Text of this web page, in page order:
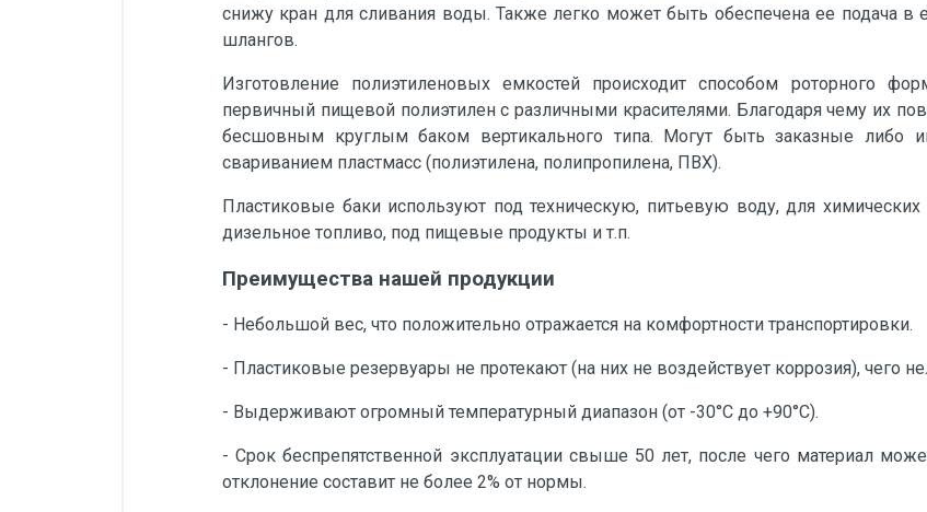
снижу кран для сливания воды. Также легко может быть обеспечена ее подача в
шлангов.
Изготовление полиэтиленовых емкостей происходит способом роторного
первичный пищевой полиэтилен с различными красителями. Благодаря чему их
бесшовным круглым баком вертикального типа. Могут быть заказные либо
свариванием пластмасс (полиэтилена, полипропилена, ПВХ).
Пластиковые баки используют под техническую, питьевую воду, для
дизельное топливо, под пищевые продукты и т.п.
Преимущества нашей продукции
- Небольшой вес, что положительно отражается на комфортности транспортировки.
- Пластиковые резервуары не протекают (на них не воздействует коррозия), чего
- Выдерживают огромный температурный диапазон (от -30°С до +90°С).
- Срок беспрепятственной эксплуатации свыше 50 лет, после чего материал
отклонение составит не более 2% от нормы.